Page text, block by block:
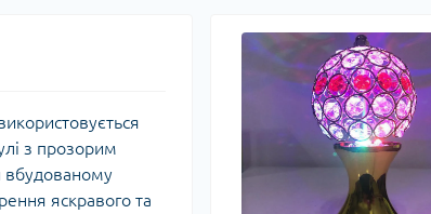
з прозорим
вбудованому
яскравого та